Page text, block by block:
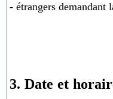
- étrangers demandant
3. Date et